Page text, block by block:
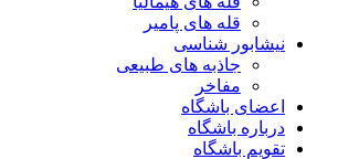
قله های پامیر
نیشابور شناسی
جاذبه های طبیعی
مفاخر
اعضای باشگاه
درباره باشگاه
تقویم باشگاه